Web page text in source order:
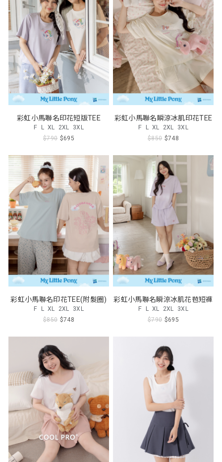
彩虹小馬聯名印花短版TEE
F L XL 2XL 3XL
$790 $695
彩虹小馬聯名瞬涼冰肌印花TEE
F L XL 2XL 3XL
$850 $748
彩虹小馬聯名印花TEE(附髮圈)
F L XL 2XL 3XL
$850 $748
彩虹小馬聯名瞬涼冰肌花苞短褲
F L XL 2XL 3XL
$790 $695